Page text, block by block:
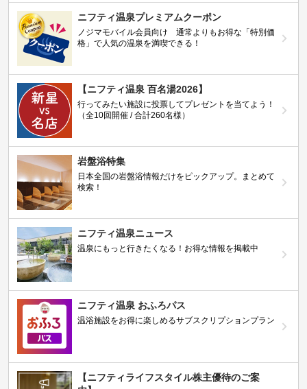
ニフティ温泉プレミアムクーポン
ノジマモバイル会員向け 通常よりもお得な「特別価
格」で人気の温泉を満喫できる！
【ニフティ温泉 百名湯2026】
行ってみたい施設に投票してプレゼントを当てよう！
（全10回開催 / 合計260名様）
岩盤浴特集
日本全国の岩盤浴情報だけをピックアップ。まとめて
検索！
ニフティ温泉ニュース
温泉にもっと行きたくなる！お得な情報を掲載中
ニフティ温泉 おふろパス
温浴施設をお得に楽しめるサブスクリプションプラン
【ニフティライフスタイル株主優待のご案